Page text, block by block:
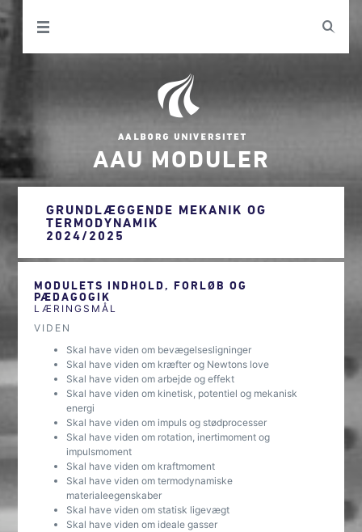
AAU MODULER
GRUNDLÆGGENDE MEKANIK OG
TERMODYNAMIK
2024/2025
MODULETS INDHOLD, FORLØB OG
PÆDAGOGIK
LÆRINGSMÅL
VIDEN
Skal have viden om bevægelsesligninger
Skal have viden om kræfter og Newtons love
Skal have viden om arbejde og effekt
Skal have viden om kinetisk, potentiel og mekanisk
energi
Skal have viden om impuls og stødprocesser
Skal have viden om rotation, inertimoment og
impulsmoment
Skal have viden om kraftmoment
Skal have viden om termodynamiske
materialeegenskaber
Skal have viden om statisk ligevægt
Skal have viden om ideale gasser